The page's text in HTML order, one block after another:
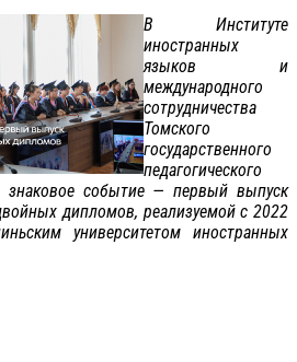
В Институте
иностранных
языков и
международного
сотрудничества
Томского
государственного
педагогического
знаковое событие — первый выпуск
дипломов, реализуемой с 2022
университетом иностранных